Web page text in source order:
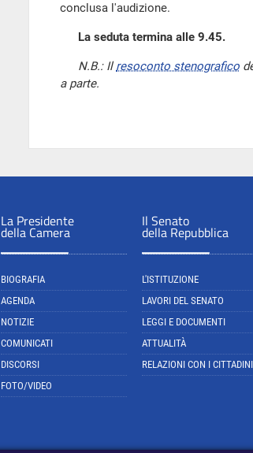
conclusa l'audizione.
La seduta termina alle 9.45.
N.B.: Ilresoconto stenografico
a parte.
La Presidente
della Camera
BIOGRAFIA
AGENDA
NOTIZIE
COMUNICATI
DISCORSI
FOTO/VIDEO
Il Senato
della Repubblica
L'ISTITUZIONE
LAVORI DEL SENATO
LEGGI E DOCUMENTI
ATTUALITÀ
RELAZIONI CON I CITTADINI